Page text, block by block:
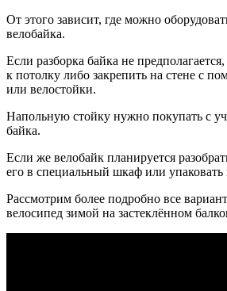
От этого зависит, где можно
велобайка.
Если разборка байка не
к потолку либо закрепить на стене с
или велостойки.
Напольную стойку нужно покупать с
байка.
Если же велобайк планируется
его в специальный шкаф или упаковать
Рассмотрим более подробно все
велосипед зимой на застеклённом